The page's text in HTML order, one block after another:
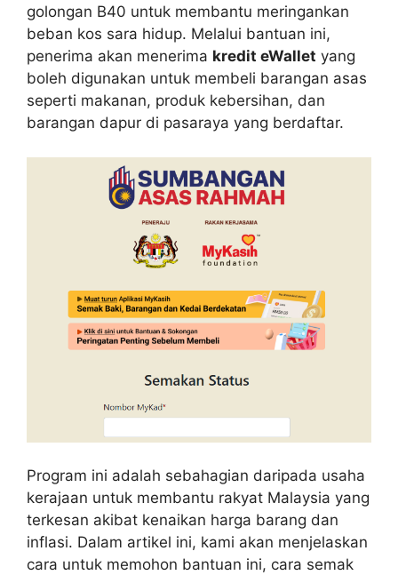
golongan B40 untuk membantu meringankan
beban kos sara hidup. Melalui bantuan ini,
penerima akan menerima kredit eWallet yang
boleh digunakan untuk membeli barangan asas
seperti makanan, produk kebersihan, dan
barangan dapur di pasaraya yang berdaftar.
Program ini adalah sebahagian daripada usaha
kerajaan untuk membantu rakyat Malaysia yang
terkesan akibat kenaikan harga barang dan
inflasi. Dalam artikel ini, kami akan menjelaskan
cara untuk memohon bantuan ini, cara semak